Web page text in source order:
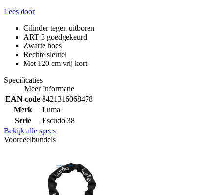
Lees door
Cilinder tegen uitboren
ART 3 goedgekeurd
Zwarte hoes
Rechte sleutel
Met 120 cm vrij kort
Specificaties
Meer Informatie
EAN-code 8421316068478
Merk
Luma
Serie
Escudo 38
Bekijk alle specs
Voordeelbundels